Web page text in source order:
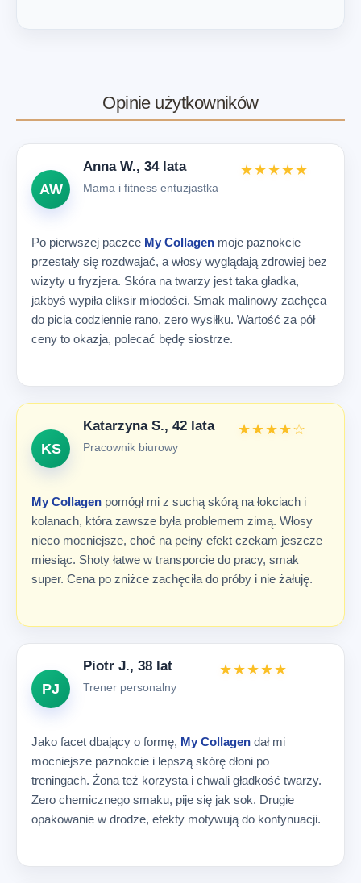
Opinie użytkowników
AW
Anna W., 34 lata
Mama i fitness entuzjastka
★★★★★
Po pierwszej paczce My Collagen moje paznokcie
przestały się rozdwajać, a włosy wyglądają zdrowiej bez
wizyty u fryzjera. Skóra na twarzy jest taka gładka,
jakbyś wypiła eliksir młodości. Smak malinowy zachęca
do picia codziennie rano, zero wysiłku. Wartość za pół
ceny to okazja, polecać będę siostrze.
KS
Katarzyna S., 42 lata
Pracownik biurowy
★★★★☆
My Collagen pomógł mi z suchą skórą na łokciach i
kolanach, która zawsze była problemem zimą. Włosy
nieco mocniejsze, choć na pełny efekt czekam jeszcze
miesiąc. Shoty łatwe w transporcie do pracy, smak
super. Cena po zniżce zachęciła do próby i nie żałuję.
PJ
Piotr J., 38 lat
Trener personalny
★★★★★
Jako facet dbający o formę, My Collagen dał mi
mocniejsze paznokcie i lepszą skórę dłoni po
treningach. Żona też korzysta i chwali gładkość twarzy.
Zero chemicznego smaku, pije się jak sok. Drugie
opakowanie w drodze, efekty motywują do kontynuacji.